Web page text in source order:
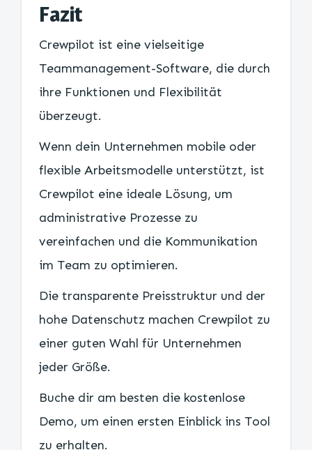
Fazit
Crewpilot ist eine vielseitige
Teammanagement-Software, die durch
ihre Funktionen und Flexibilität
überzeugt.
Wenn dein Unternehmen mobile oder
flexible Arbeitsmodelle unterstützt, ist
Crewpilot eine ideale Lösung, um
administrative Prozesse zu
vereinfachen und die Kommunikation
im Team zu optimieren.
Die transparente Preisstruktur und der
hohe Datenschutz machen Crewpilot zu
einer guten Wahl für Unternehmen
jeder Größe.
Buche dir am besten die kostenlose
Demo, um einen ersten Einblick ins Tool
zu erhalten.